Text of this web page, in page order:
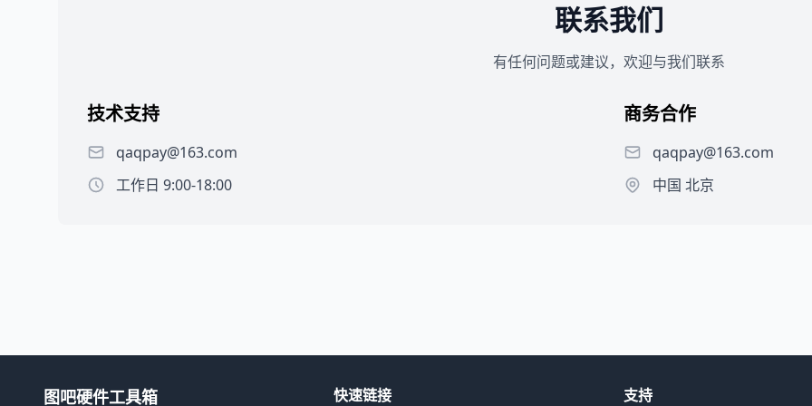
联系我们
有任何问题或建议，欢迎与我们联系
技术支持
qaqpay@163.com
工作日 9:00-18:00
商务合作
qaqpay@163.com
中国 北京
图吧硬件工具箱 快速链接 支持